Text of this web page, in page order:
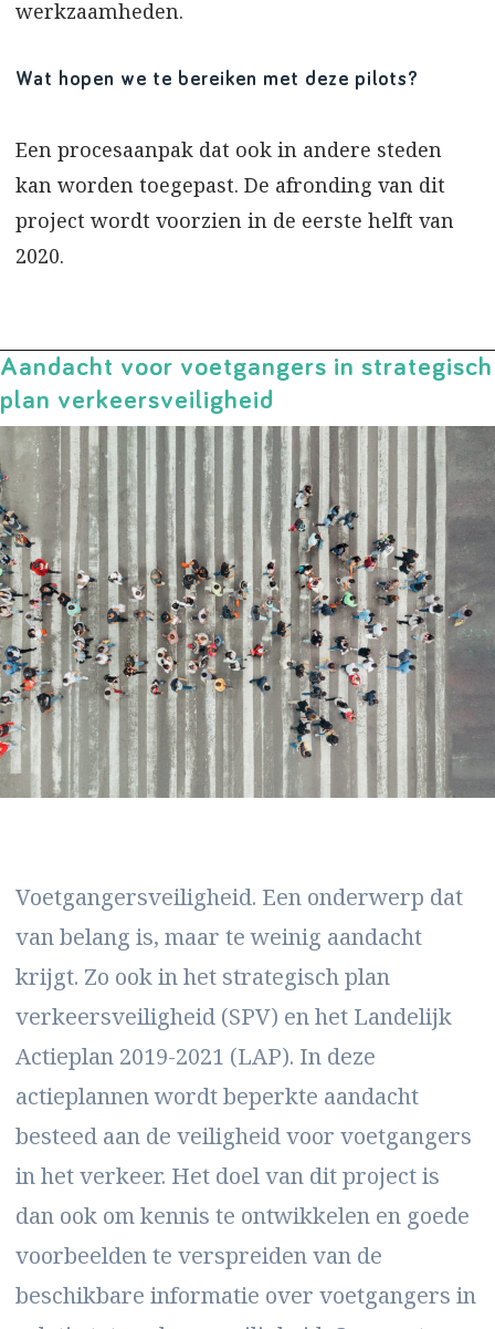
werkzaamheden.
Wat hopen we te bereiken met deze pilots?
Een procesaanpak dat ook in andere steden
kan worden toegepast. De afronding van dit
project wordt voorzien in de eerste helft van
2020.
Aandacht voor voetgangers in strategisch
plan verkeersveiligheid
Voetgangersveiligheid. Een onderwerp dat
van belang is, maar te weinig aandacht
krijgt. Zo ook in het strategisch plan
verkeersveiligheid (SPV) en het Landelijk
Actieplan 2019-2021 (LAP). In deze
actieplannen wordt beperkte aandacht
besteed aan de veiligheid voor voetgangers
in het verkeer. Het doel van dit project is
dan ook om kennis te ontwikkelen en goede
voorbeelden te verspreiden van de
beschikbare informatie over voetgangers in